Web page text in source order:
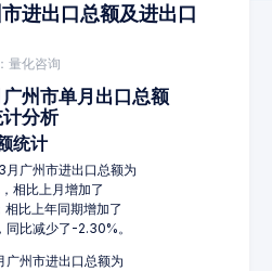
进出口总额及进出口
量化咨询
州市单月出口总额
分析
统计
广州市进出口总额为
相比上月增加了
比上年同期增加了
比减少了-2.30%。
州市进出口总额为